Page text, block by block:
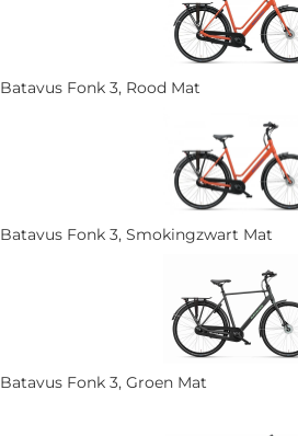
Batavus Fonk 3, Rood Mat
Batavus Fonk 3, Smokingzwart Mat
Batavus Fonk 3, Groen Mat